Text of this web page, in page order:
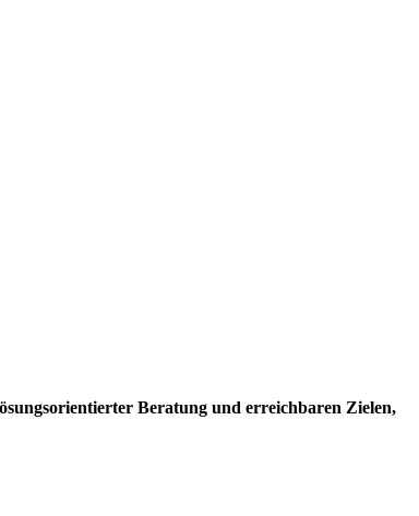
Beratung und erreichbaren Zielen,